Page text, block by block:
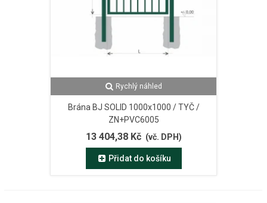
Rychlý náhled
Brána BJ SOLID 1000x1000 / TYČ /
ZN+PVC6005
13 404,38 Kč (vč. DPH)
Přidat do košíku